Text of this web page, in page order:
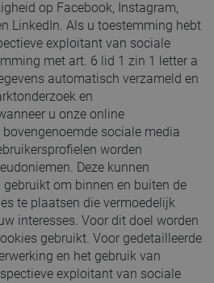
op Facebook, Instagram,
LinkedIn. Als u toestemming hebt
exploitant van sociale
met art. 6 lid 1 zin 1 letter a
automatisch verzameld en
en
u onze online
sociale media
worden
Deze kunnen
om binnen en buiten de
te plaatsen die vermoedelijk
interesses. Voor dit doel worden
gebruikt. Voor gedetailleerde
en het gebruik van
exploitant van sociale